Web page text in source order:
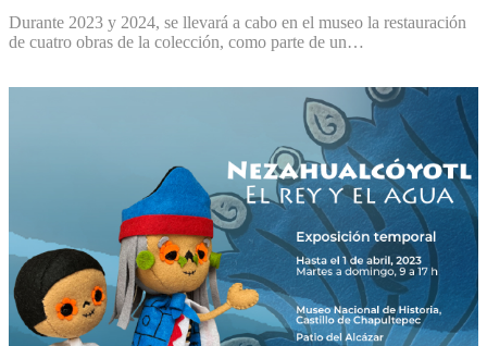
Durante 2023 y 2024, se llevará a cabo en el museo la restauración
de cuatro obras de la colección, como parte de un…